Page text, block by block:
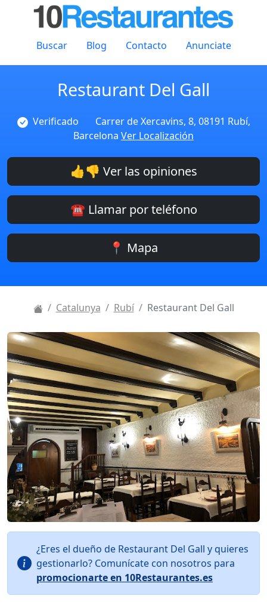
Buscar Blog Contacto Anunciate
Restaurant Del Gall
Verificado
Carrer de Xercavins, 8, 08191 Rubí,
Barcelona Ver Localización
👍👎 Ver las opiniones
☎️ Llamar por teléfono
📍 Mapa
Catalunya Rubí Restaurant Del Gall
¿Eres el dueño de Restaurant Del Gall y quieres
gestionarlo? Comunícate con nosotros para
promocionarte en 10Restaurantes.es